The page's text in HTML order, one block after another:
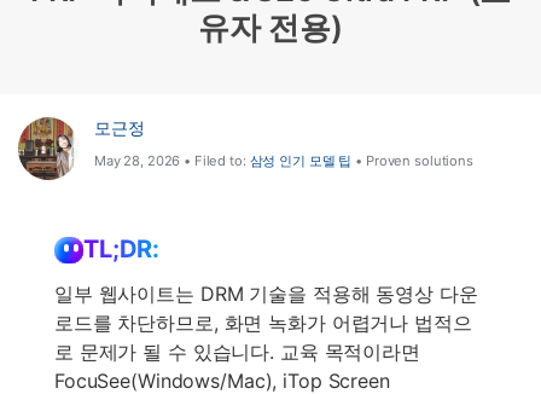
신 모바일 소식을 확인하세요.
고객 지원
유자 전용)
모근정
May 28, 2026 • Filed to: 삼성 인기 모델 팁 • Proven solutions
TL;DR:
일부 웹사이트는 DRM 기술을 적용해 동영상 다운
로드를 차단하므로, 화면 녹화가 어렵거나 법적으
로 문제가 될 수 있습니다. 교육 목적이라면
FocuSee(Windows/Mac), iTop Screen